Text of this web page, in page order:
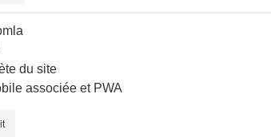
du site
associée et PWA